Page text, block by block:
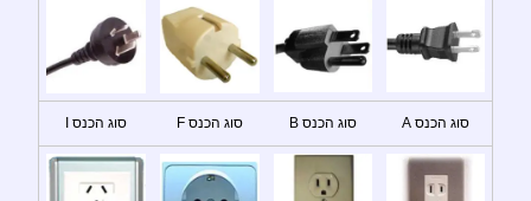
סוג הכנס A סוג הכנס B סוג הכנס F סוג הכנס I